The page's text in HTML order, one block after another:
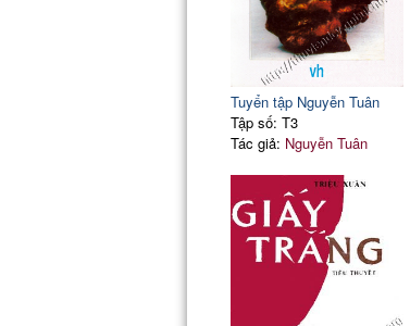
Tuyển tập Nguyễn Tuân
Tập số: T3
Tác giả: Nguyễn Tuân